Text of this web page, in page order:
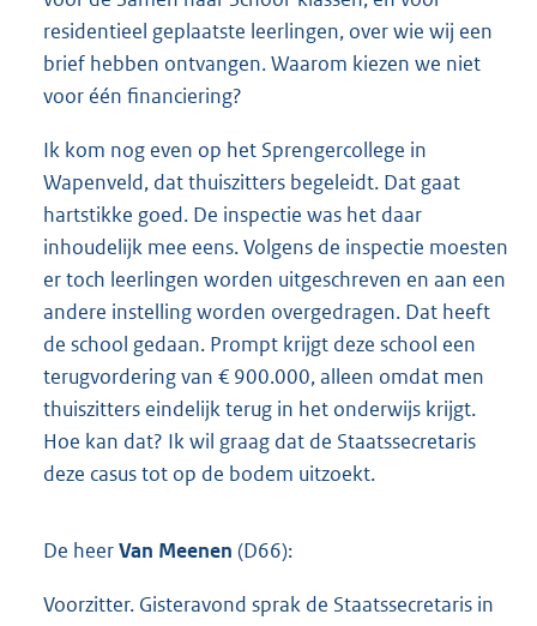
residentieel geplaatste leerlingen, over wie wij een
brief hebben ontvangen. Waarom kiezen we niet
voor één financiering?
Ik kom nog even op het Sprengercollege in
Wapenveld, dat thuiszitters begeleidt. Dat gaat
hartstikke goed. De inspectie was het daar
inhoudelijk mee eens. Volgens de inspectie moesten
er toch leerlingen worden uitgeschreven en aan een
andere instelling worden overgedragen. Dat heeft
de school gedaan. Prompt krijgt deze school een
terugvordering van € 900.000, alleen omdat men
thuiszitters eindelijk terug in het onderwijs krijgt.
Hoe kan dat? Ik wil graag dat de Staatssecretaris
deze casus tot op de bodem uitzoekt.
De heerVan Meenen (D66):
Voorzitter. Gisteravond sprak de Staatssecretaris in